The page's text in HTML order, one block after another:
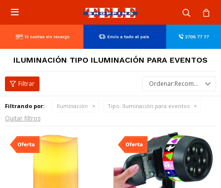

ILUMINACIÓN TIPO ILUMINACIÓN PARA EVENTOS
Recomendados
Filtrando por: Iluminación Tipo: Iluminación para eventos
Quitar filtros